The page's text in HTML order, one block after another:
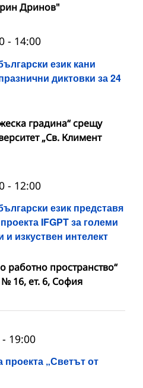
Дринов"
език кани
диктовки за 24
- 14:00
градина“ срещу
„Св. Климент
език представя
IFGPT за големи
изкуствен интелект
- 12:00
работно пространство“
№ 16, ет. 6, София
проекта „Светът от
- 19:00